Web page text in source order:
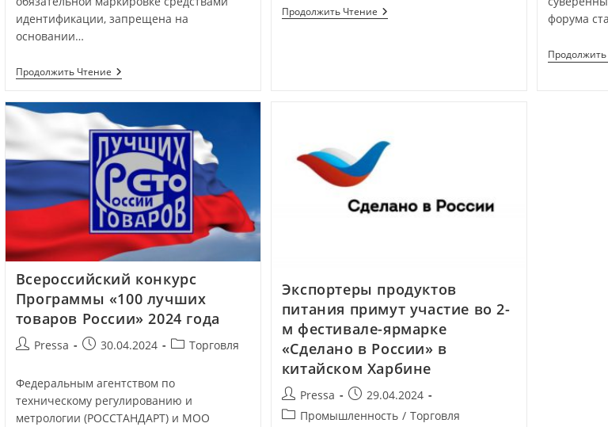
идентификации, запрещена на
основании…
Продолжить Чтение
Продолжить Чтение
форума
Всероссийский конкурс
Программы «100 лучших
товаров России» 2024 года
Pressa 30.04.2024 Торговля
Федеральным агентством по
техническому регулированию и
метрологии (РОССТАНДАРТ) и МОО
Экспортеры продуктов
питания примут участие во 2-
м фестивале-ярмарке
«Сделано в России» в
китайском Харбине
Pressa
29.04.2024
Промышленность / Торговля